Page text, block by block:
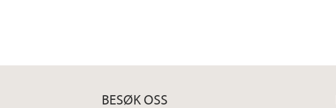
BESØK OSS